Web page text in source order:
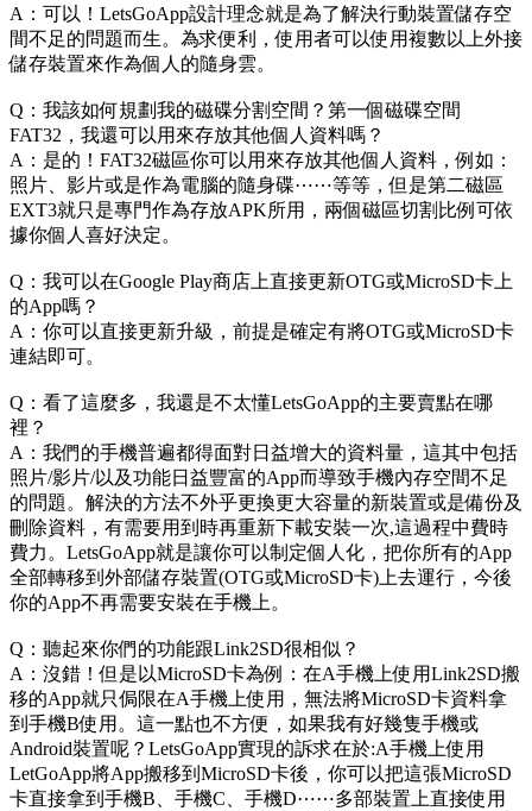
A：可以！LetsGoApp設計理念就是為了解決行動裝置儲存空
間不足的問題而生。為求便利，使用者可以使用複數以上外接
儲存裝置來作為個人的隨身雲。
Q：我該如何規劃我的磁碟分割空間？第一個磁碟空間
FAT32，我還可以用來存放其他個人資料嗎？
A：是的！FAT32磁區你可以用來存放其他個人資料，例如：
照片、影片或是作為電腦的隨身碟⋯⋯等等，但是第二磁區
EXT3就只是專門作為存放APK所用，兩個磁區切割比例可依
據你個人喜好決定。
Q：我可以在Google Play商店上直接更新OTG或MicroSD卡上
的App嗎？
A：你可以直接更新升級，前提是確定有將OTG或MicroSD卡
連結即可。
Q：看了這麼多，我還是不太懂LetsGoApp的主要賣點在哪
裡？
A：我們的手機普遍都得面對日益增大的資料量，這其中包括
照片/影片/以及功能日益豐富的App而導致手機內存空間不足
的問題。解決的方法不外乎更換更大容量的新裝置或是備份及
刪除資料，有需要用到時再重新下載安裝一次,這過程中費時
費力。LetsGoApp就是讓你可以制定個人化，把你所有的App
全部轉移到外部儲存裝置(OTG或MicroSD卡)上去運行，今後
你的App不再需要安裝在手機上。
Q：聽起來你們的功能跟Link2SD很相似？
A：沒錯！但是以MicroSD卡為例：在A手機上使用Link2SD搬
移的App就只侷限在A手機上使用，無法將MicroSD卡資料拿
到手機B使用。這一點也不方便，如果我有好幾隻手機或
Android裝置呢？LetsGoApp實現的訴求在於:A手機上使用
LetGoApp將App搬移到MicroSD卡後，你可以把這張MicroSD
卡直接拿到手機B、手機C、手機D⋯⋯多部裝置上直接使用